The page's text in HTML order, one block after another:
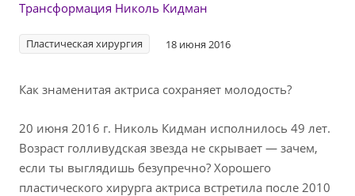
Трансформация Николь Кидман
Пластическая хирургия 18 июня 2016
Как знаменитая актриса сохраняет молодость?
20 июня 2016 г. Николь Кидман исполнилось 49 лет.
Возраст голливудская звезда не скрывает — зачем,
если ты выглядишь безупречно? Хорошего
пластического хирурга актриса встретила после 2010